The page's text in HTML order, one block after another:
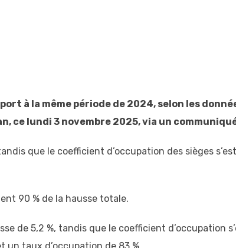
à la même période de 2024, selon les
ce lundi 3 novembre 2025, via un
que le coefficient d’occupation des sièges
90 % de la hausse totale.
de 5,2 %, tandis que le coefficient d’occupation